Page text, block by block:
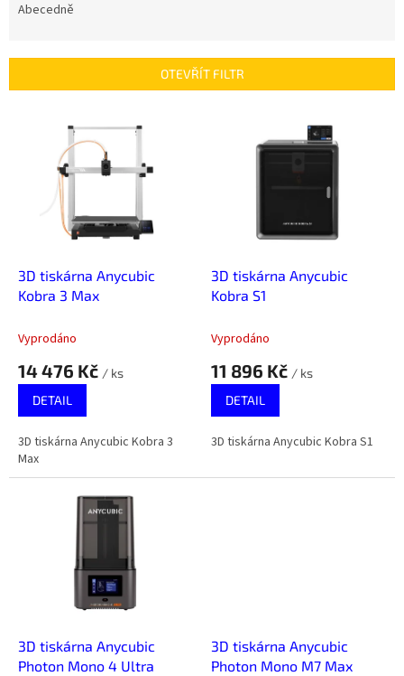
r
Abecedně
OTEVŘÍT FILTR
3D tiskárna Anycubic
Kobra 3 Max
Vyprodáno
14 476 Kč / ks
DETAIL
3D tiskárna Anycubic Kobra 3
Max
3D tiskárna Anycubic
Kobra S1
Vyprodáno
11 896 Kč / ks
DETAIL
3D tiskárna Anycubic Kobra S1
3D tiskárna Anycubic
Photon Mono 4 Ultra
3D tiskárna Anycubic
Photon Mono M7 Max